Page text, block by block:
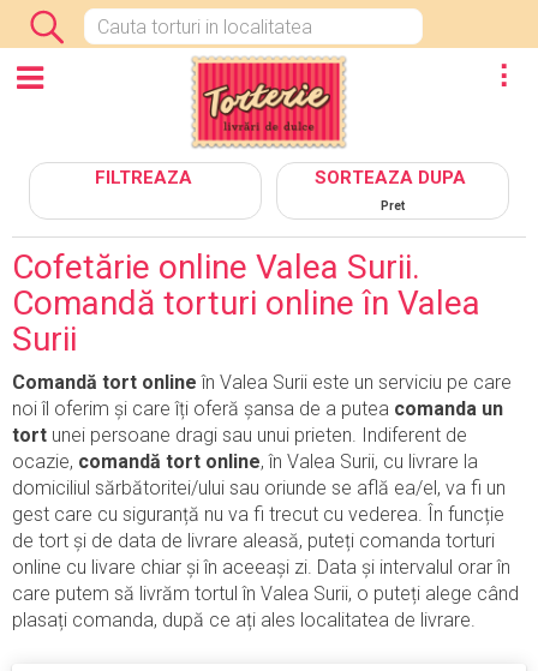
INCHIDE
FILTREAZA SORTEAZA DUPA
Pret
Cofetărie online Valea Surii.
Comandă torturi online în Valea
Surii
Comandă tort online în Valea Surii este un serviciu pe care
noi îl oferim și care îți oferă șansa de a putea comanda un
tort unei persoane dragi sau unui prieten. Indiferent de
ocazie, comandă tort online, în Valea Surii, cu livrare la
domiciliul sărbătoritei/ului sau oriunde se află ea/el, va fi un
gest care cu siguranță nu va fi trecut cu vederea. În funcție
de tort și de data de livrare aleasă, puteți comanda torturi
online cu livare chiar și în aceeași zi. Data și intervalul orar în
care putem să livrăm tortul în Valea Surii, o puteți alege când
plasați comanda, după ce ați ales localitatea de livrare.